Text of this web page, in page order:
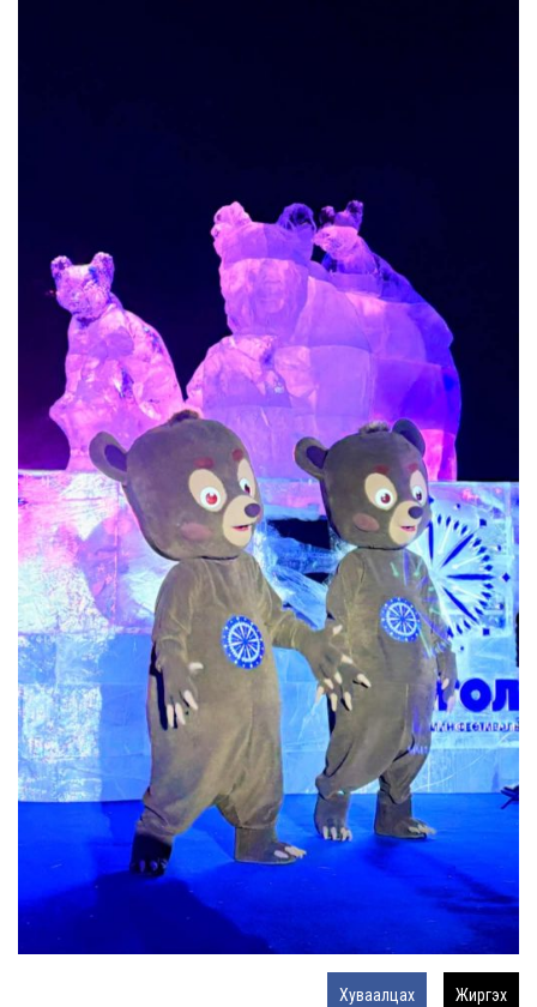
Хуваалцах Жиргэх